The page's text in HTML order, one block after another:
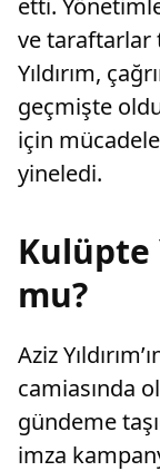
ve taraftarlar
Yıldırım,
geçmişte
için
yineledi.
Kulüpte
mu?
Aziz
camiasında
gündeme
imza